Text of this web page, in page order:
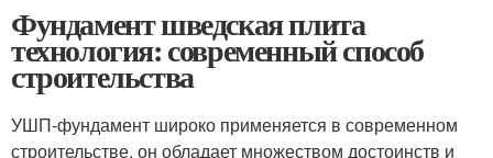
Фундамент шведская плита
технология: современный способ
строительства
УШП-фундамент широко применяется в современном
строительстве, он обладает множеством достоинств и